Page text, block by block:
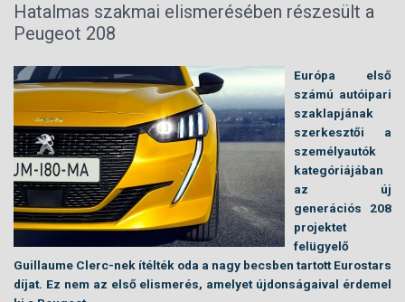
Hatalmas szakmai elismerésében részesült a
Peugeot 208
Európa első
számú autóipari
szaklapjának
szerkesztői a
személyautók
kategóriájában
az új
generációs 208
projektet
felügyelő
Guillaume Clerc-nek ítélték oda a nagy becsben tartott Eurostars
díjat. Ez nem az első elismerés, amelyet újdonságaival érdemel